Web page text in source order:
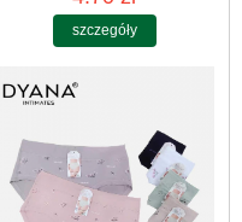
szczegóły